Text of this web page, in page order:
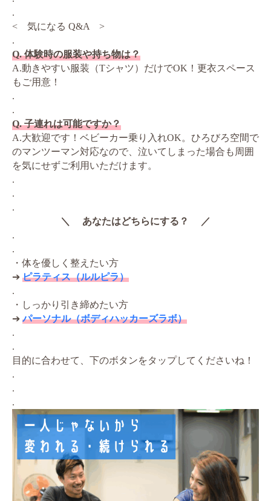
.
< 気になる Q&A >
.
Q. 体験時の服装や持ち物は？
A.動きやすい服装（Tシャツ）だけでOK！更衣スペース
もご用意！
.
.
Q. 子連れは可能ですか？
A.大歓迎です！ベビーカー乗り入れOK。ひろびろ空間で
のマンツーマン対応なので、泣いてしまった場合も周囲
を気にせずご利用いただけます。
.
.
.
＼ あなたはどちらにする？ ／
.
.
・体を優しく整えたい方
➔ ピラティス（ルルピラ）
.
・しっかり引き締めたい方
➔パーソナル（ボディハッカーズラボ）
.
.
目的に合わせて、下のボタンをタップしてくださいね！
.
.
.